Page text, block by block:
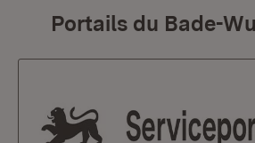
Portails du Bade-